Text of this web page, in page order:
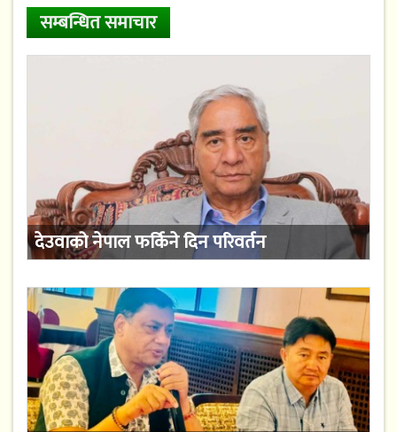
सम्बन्धित समाचार
देउवाको नेपाल फर्किने दिन परिवर्तन